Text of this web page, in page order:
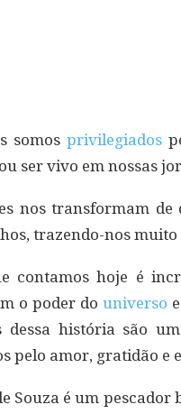
somos privilegiados
ser vivo em nossas
nos transformam
trazendo-nos
contamos hoje é
o poder do universo
dessa história são
pelo amor, gratidão e
Souza é um